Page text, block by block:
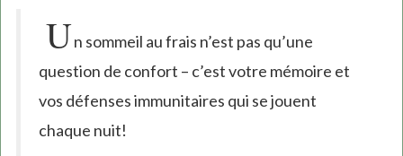
Un sommeil au frais n’est pas qu’une
question de confort – c’est votre mémoire et
vos défenses immunitaires qui se jouent
chaque nuit!